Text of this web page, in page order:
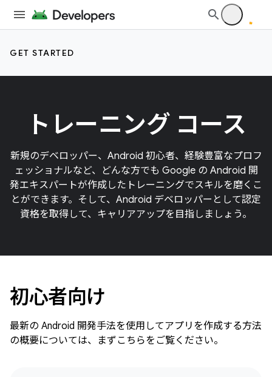
GET STARTED
トレーニング コース
新規のデベロッパー、Android 初心者、経験豊富なプロフ
ェッショナルなど、どんな方でも Google の Android 開
発エキスパートが作成したトレーニングでスキルを磨くこ
とができます。そして、Android デベロッパーとして認定
資格を取得して、キャリアアップを目指しましょう。
初心者向け
最新の Android 開発手法を使用してアプリを作成する方法
の概要については、まずこちらをご覧ください。